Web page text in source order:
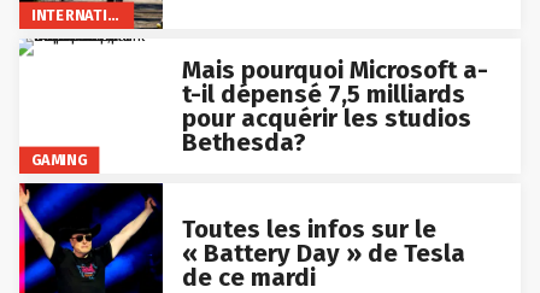
INTERNATIONAL
GAMING
Mais pourquoi Microsoft a-
t-il dépensé 7,5 milliards
pour acquérir les studios
Bethesda?
Toutes les infos sur le
« Battery Day » de Tesla
de ce mardi